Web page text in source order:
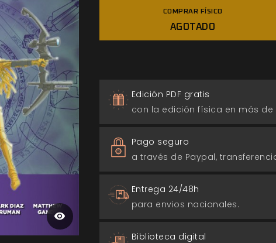
COMPRAR FÍSICO
AGOTADO
Edición PDF gratis
con la edición física en más de
Pago seguro
a través de Paypal,
Entrega 24/48h
para envios nacionales.
Biblioteca digital